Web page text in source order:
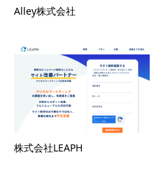
Alley株式会社
株式会社LEAPH